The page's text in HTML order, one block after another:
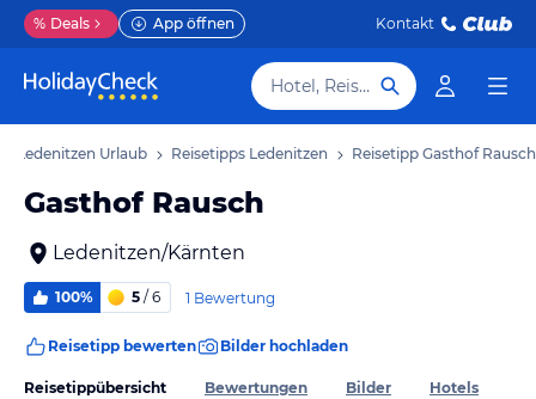
% Deals App öffnen Kontakt
Hotel, Reiseziel
Ledenitzen Urlaub Reisetipps Ledenitzen Reisetipp Gasthof Rausch
Gasthof Rausch
Ledenitzen/Kärnten
100% 5 / 6 1 Bewertung
Reisetipp bewerten Bilder hochladen
Reisetippübersicht Bewertungen Bilder Hotels